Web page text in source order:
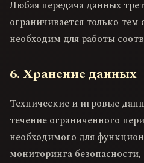
Любая передача данных
ограничивается только
необходим для работы
6. Хранение данных
Технические и игровые
течение ограниченного
необходимого для
мониторинга